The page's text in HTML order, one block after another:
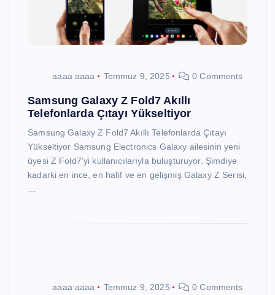
aaaa aaaa Temmuz 9, 2025 0 Comments
Samsung Galaxy Z Fold7 Akıllı
Telefonlarda Çıtayı Yükseltiyor
Samsung Galaxy Z Fold7 Akıllı Telefonlarda Çıtayı
Yükseltiyor Samsung Electronics Galaxy ailesinin yeni
üyesi Z Fold7’yi kullanıcılarıyla buluşturuyor. Şimdiye
kadarki en ince, en hafif ve en gelişmiş Galaxy Z Serisi,
aaaa aaaa Temmuz 9, 2025 0 Comments